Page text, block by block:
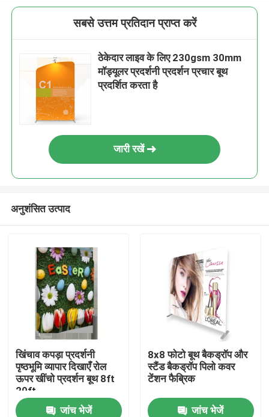
सबसे उत्तम प्रतिदान प्राप्त करें
ठेकेदार लाइव के लिए 230gsm 30mm
मॉड्यूलर प्रदर्शनी प्रदर्शन प्रचार बूथ
प्रदर्शित करता है
जारी रखें
अनुशंसित उत्पाद
खिंचाव कपड़ा प्रदर्शनी
पृष्ठभूमि व्यापार दिखाएँ रोल
ऊपर खींचो प्रदर्शन बूथ 8ft
20ft
जांच भेजें
8x8 फोटो बूथ बैकड्रॉप और
स्टैंड बैकड्रॉप पिलो कवर
टेंशन फैब्रिक
जांच भेजें